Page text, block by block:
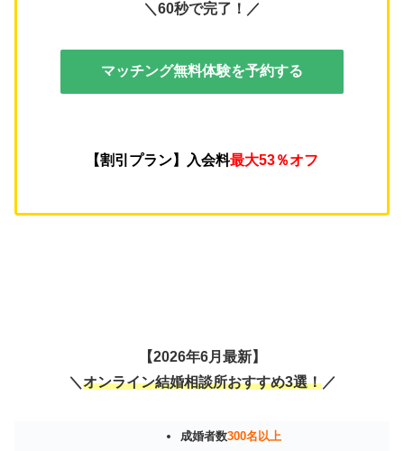
＼60秒で完了！／
マッチング無料体験を予約する
【割引プラン】入会料最大53％オフ
【2026年6月最新】
＼ オンライン結婚相談所おすすめ3選！／
成婚者数300名以上